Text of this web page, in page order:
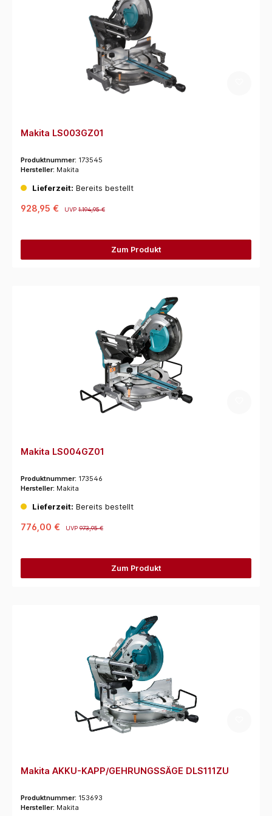
Makita LS003GZ01
Produktnummer: 173545
Hersteller: Makita
Lieferzeit: Bereits bestellt
928,95 € UVP1.194,95 €
Zum Produkt
Makita LS004GZ01
Produktnummer: 173546
Hersteller: Makita
Lieferzeit: Bereits bestellt
776,00 € UVP973,95 €
Zum Produkt
Makita AKKU-KAPP/GEHRUNGSSÄGE DLS111ZU
Produktnummer: 153693
Hersteller: Makita